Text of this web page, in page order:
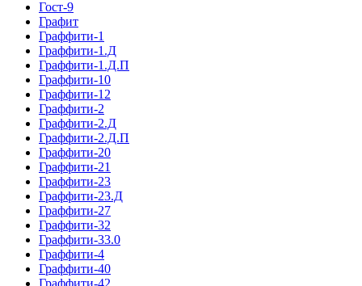
Гост-9
Графит
Граффити-1
Граффити-1.Д
Граффити-1.Д.П
Граффити-10
Граффити-12
Граффити-2
Граффити-2.Д
Граффити-2.Д.П
Граффити-20
Граффити-21
Граффити-23
Граффити-23.Д
Граффити-27
Граффити-32
Граффити-33.0
Граффити-4
Граффити-40
Граффити-42